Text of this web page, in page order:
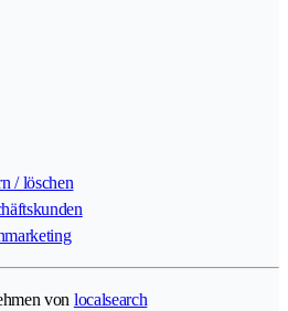
/ löschen
von localsearch